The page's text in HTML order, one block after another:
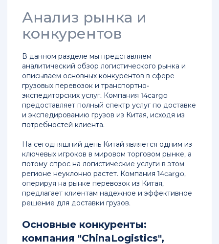
Компания
по
перевозке
грузов
Китая
Карго
доставка
груза
из
Китая
Россию
Доставка
сборных
грузов
из
Китая
Стоимость
авиаперевозки
Анализ рынка и
конкурентов
В данном разделе мы представляем
аналитический обзор логистического рынка и
описываем основных конкурентов в сфере
грузовых перевозок и транспортно-
экспедиторских услуг. Компания 14cargo
предоставляет полный спектр услуг по доставке
и экспедированию грузов из Китая, исходя из
потребностей клиента.
На сегодняшний день Китай является одним из
ключевых игроков в мировом торговом рынке, а
потому спрос на логистические услуги в этом
регионе неуклонно растет. Компания 14cargo,
оперируя на рынке перевозок из Китая,
предлагает клиентам надежное и эффективное
решение для доставки грузов.
Основные конкуренты:
компания "ChinaLogistics",